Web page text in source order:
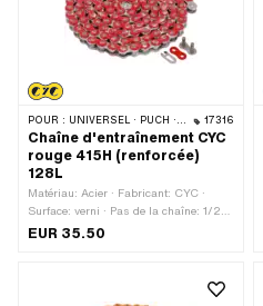
POUR : UNIVERSEL · PUCH · SACHS · PONY / CILO (BÊTA 521 & 512) · ZÜNDAPP BELMONDO · TOMOS · BYE BIKE 17316
Chaîne d'entraînement CYC
rouge 415H (renforcée)
128L
Matériau: Acier · Fabricant: CYC ·
Surface: verni · Pas de la chaîne: 1/2"
x 3/16" · Type de chaîne: 415H ·
cadenas à chaîne: Fermeture à ressort
EUR 35.50